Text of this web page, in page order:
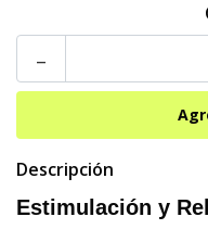
-
Descripción
Estimulación y